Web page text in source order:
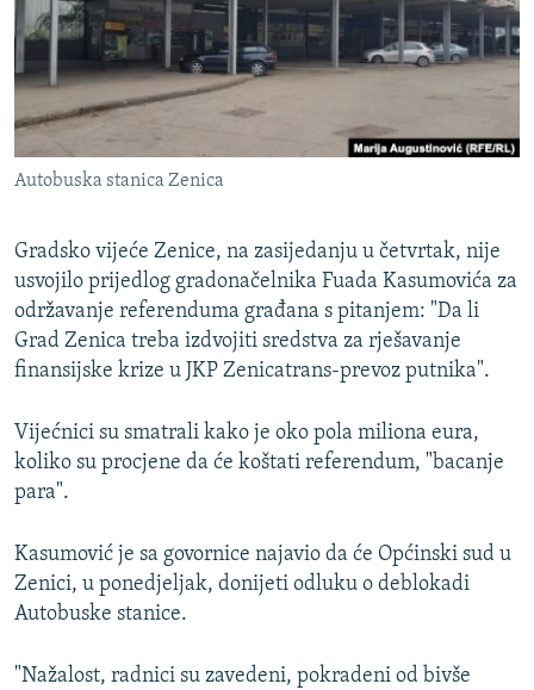
ISPRIČAJ MI
DNEVNO@RSE
SPECIJALI RSE
VIŠE OD NASLOVA
POPLAVE I KLIZIŠTA U BIH 2024.
TV LIBERTY
POST SCRIPTUM
MOJA EVROPA
SVE KARTE DEJTONA
NASTANAK I RASPAD JUGOSLAVIJE
PRATITE NAS
Sve RFE/RL stranice
Autobuska stanica Zenica
Gradsko vijeće Zenice, na zasijedanju u četvrtak, nije
usvojilo prijedlog gradonačelnika Fuada Kasumovića za
održavanje referenduma građana s pitanjem: "Da li
Grad Zenica treba izdvojiti sredstva za rješavanje
finansijske krize u JKP Zenicatrans-prevoz putnika".
Vijećnici su smatrali kako je oko pola miliona eura,
koliko su procjene da će koštati referendum, "bacanje
para".
Kasumović je sa govornice najavio da će Općinski sud u
Zenici, u ponedjeljak, donijeti odluku o deblokadi
Autobuske stanice.
"Nažalost, radnici su zavedeni, pokradeni od bivše